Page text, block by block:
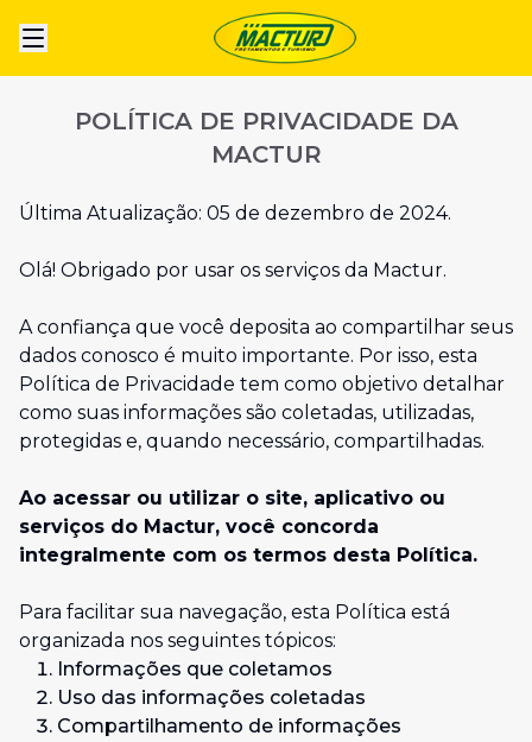
POLÍTICA DE PRIVACIDADE DA
MACTUR
Última Atualização: 05 de dezembro de 2024.
Olá! Obrigado por usar os serviços da Mactur.
A confiança que você deposita ao compartilhar seus
dados conosco é muito importante. Por isso, esta
Política de Privacidade tem como objetivo detalhar
como suas informações são coletadas, utilizadas,
protegidas e, quando necessário, compartilhadas.
Ao acessar ou utilizar o site, aplicativo ou
serviços do Mactur, você concorda
integralmente com os termos desta Política.
Para facilitar sua navegação, esta Política está
organizada nos seguintes tópicos:
Informações que coletamos
Uso das informações coletadas
Compartilhamento de informações